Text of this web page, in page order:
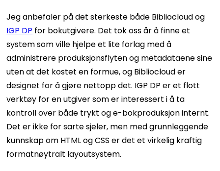
Jeg anbefaler på det sterkeste både Bibliocloud og
IGP DP for bokutgivere. Det tok oss år å finne et
system som ville hjelpe et lite forlag med å
administrere produksjonsflyten og metadataene sine
uten at det kostet en formue, og Bibliocloud er
designet for å gjøre nettopp det. IGP DP er et flott
verktøy for en utgiver som er interessert i å ta
kontroll over både trykt og e-bokproduksjon internt.
Det er ikke for sarte sjeler, men med grunnleggende
kunnskap om HTML og CSS er det et virkelig kraftig
formatnøytralt layoutsystem.